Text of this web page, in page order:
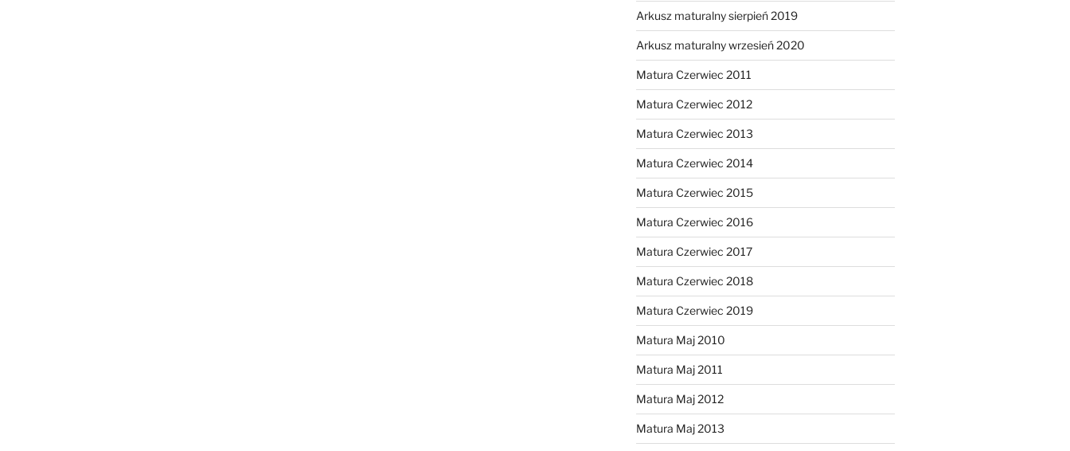
Arkusz maturalny sierpień 2019
Arkusz maturalny wrzesień 2020
Matura Czerwiec 2011
Matura Czerwiec 2012
Matura Czerwiec 2013
Matura Czerwiec 2014
Matura Czerwiec 2015
Matura Czerwiec 2016
Matura Czerwiec 2017
Matura Czerwiec 2018
Matura Czerwiec 2019
Matura Maj 2010
Matura Maj 2011
Matura Maj 2012
Matura Maj 2013